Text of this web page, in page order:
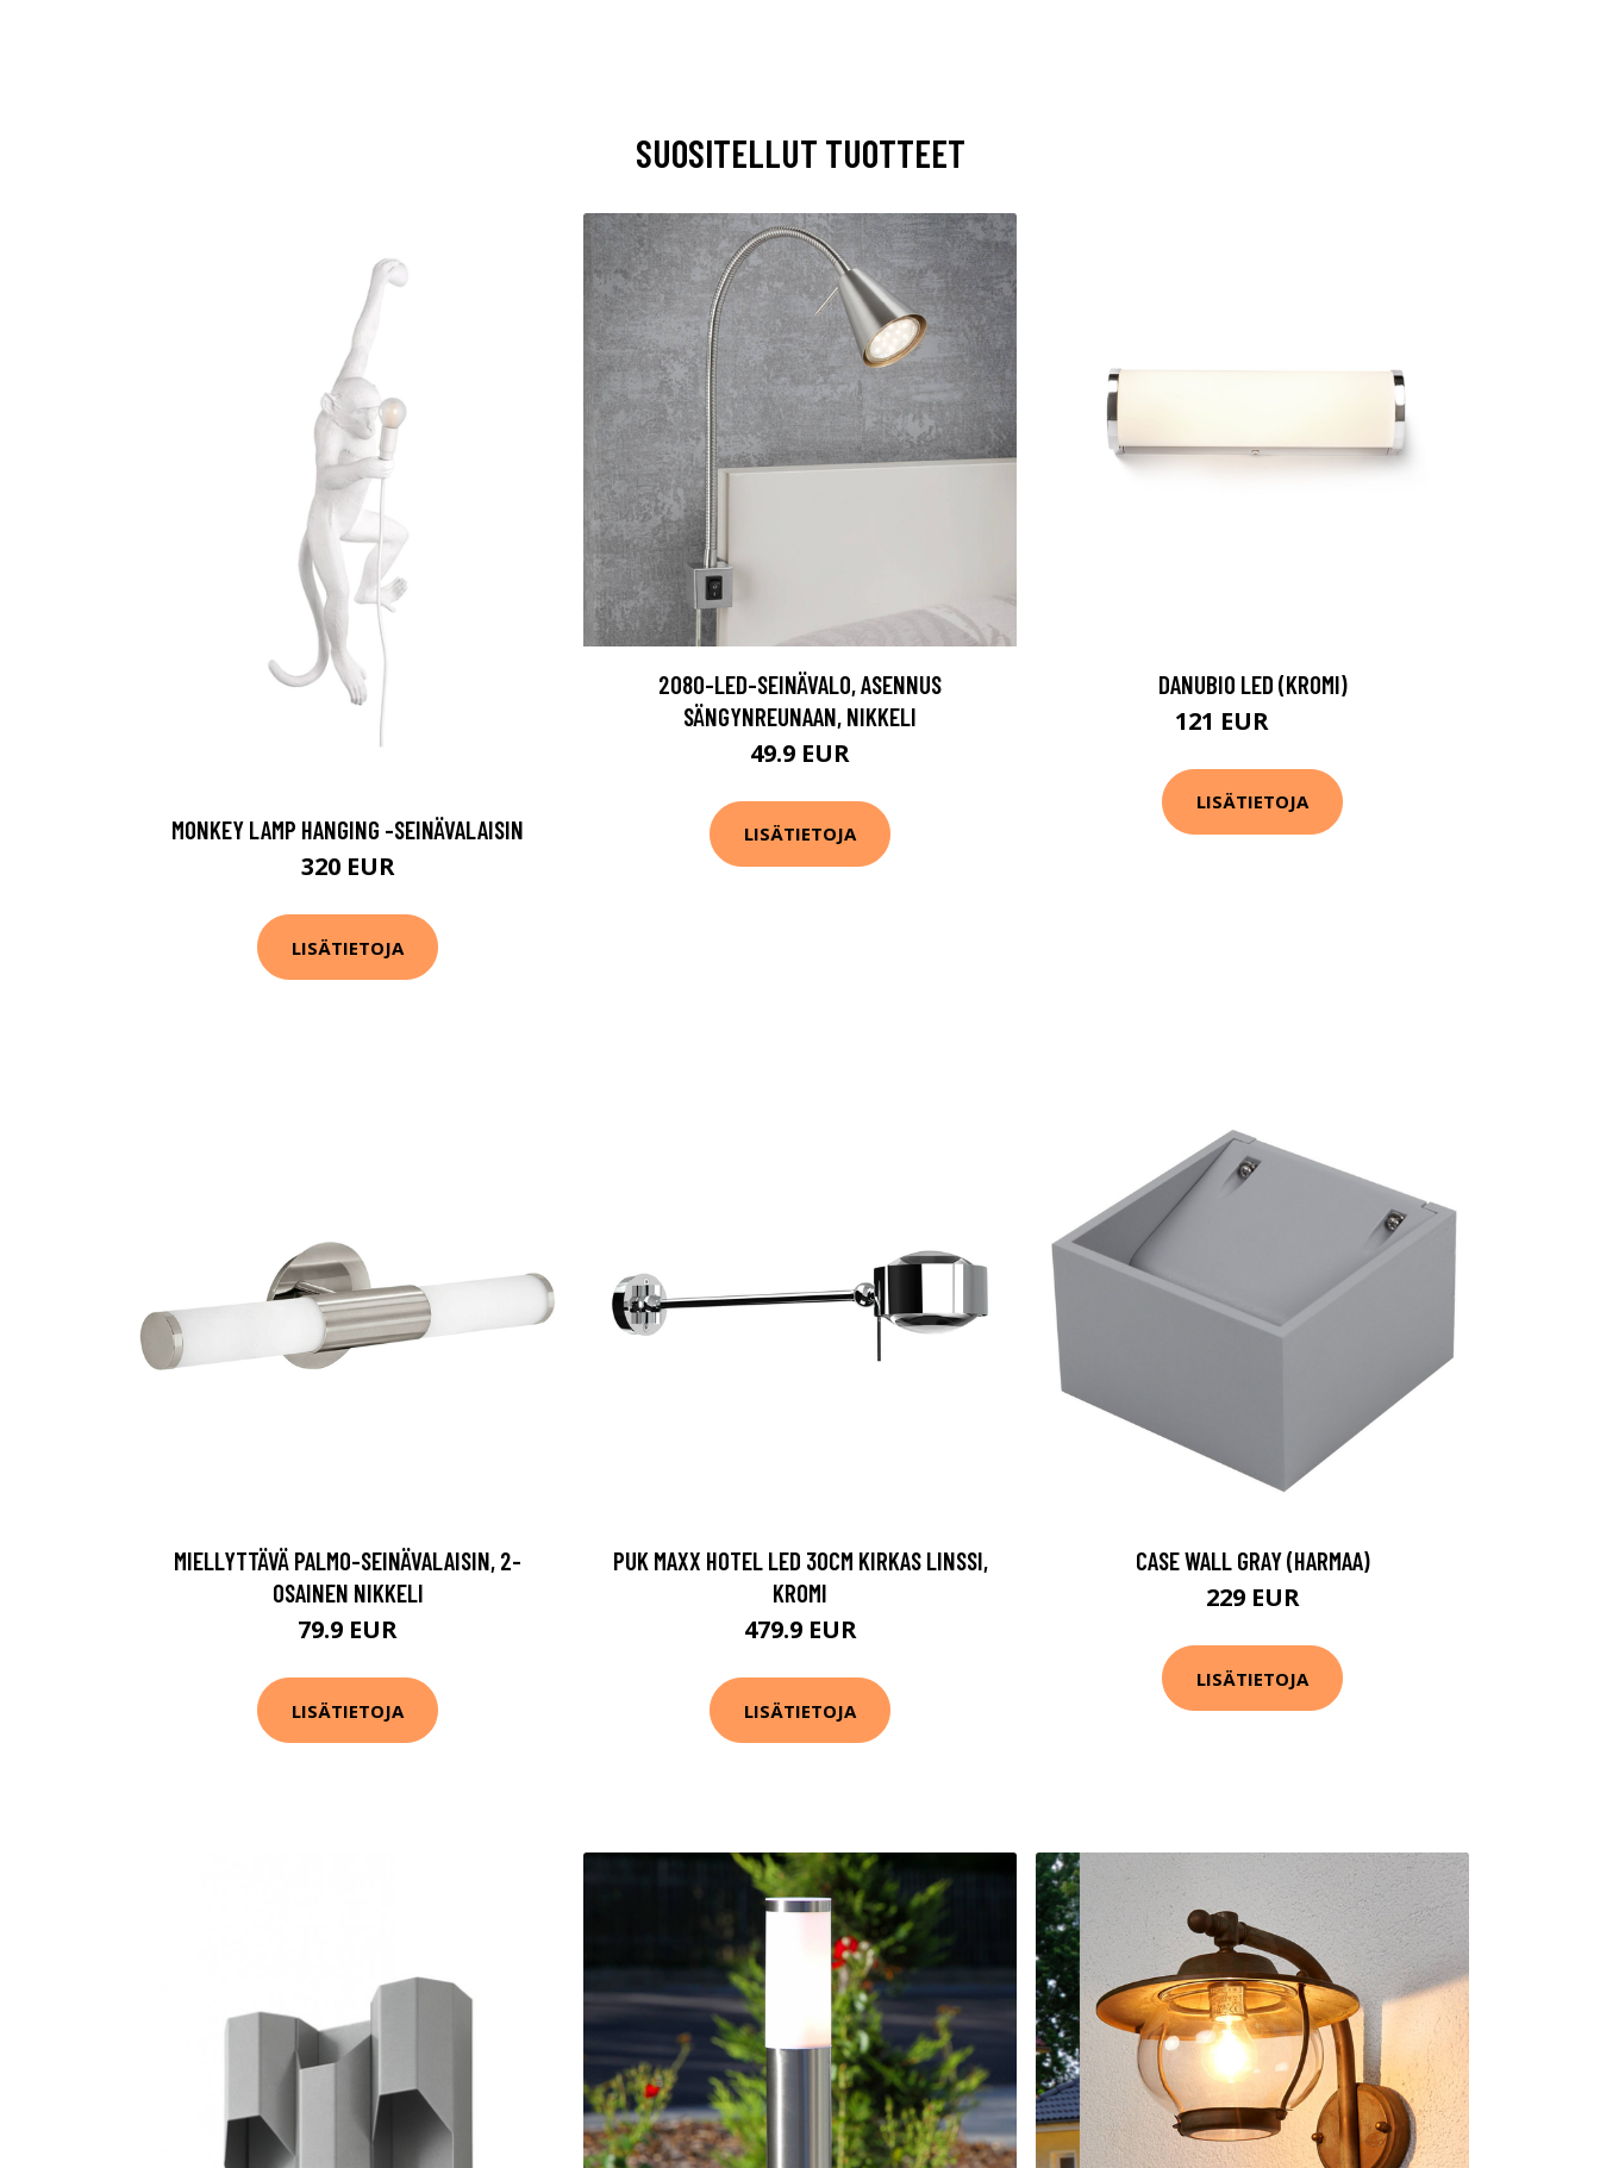
SUOSITELLUT TUOTTEET
MONKEY LAMP HANGING -SEINÄVALAISIN
320 EUR
LISÄTIETOJA
2080-LED-SEINÄVALO, ASENNUS
SÄNGYNREUNAAN, NIKKELI
49.9 EUR
LISÄTIETOJA
DANUBIO LED (KROMI)
121 EUR
LISÄTIETOJA
MIELLYTTÄVÄ PALMO-SEINÄVALAISIN, 2-
OSAINEN NIKKELI
79.9 EUR
LISÄTIETOJA
PUK MAXX HOTEL LED 30CM KIRKAS LINSSI,
KROMI
479.9 EUR
LISÄTIETOJA
CASE WALL GRAY (HARMAA)
229 EUR
LISÄTIETOJA